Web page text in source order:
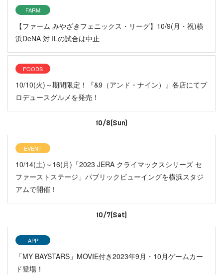
FARM
【ファーム みやざきフェニックス・リーグ】10/9(月・祝)横
浜DeNA 対 ILの試合は中止
FOODS
10/10(火)～期間限定！『&9（アンド・ナイン）』各店にてプ
ロデュースグルメを発売！
10/8(Sun)
EVENT
10/14(土)～16(月)「2023 JERA クライマックスシリーズ セ
ファーストステージ」パブリックビューイングを横浜スタジ
アムで開催！
10/7(Sat)
APP
「MY BAYSTARS」MOVIE付き2023年9月・10月ゲームカー
ド登場！